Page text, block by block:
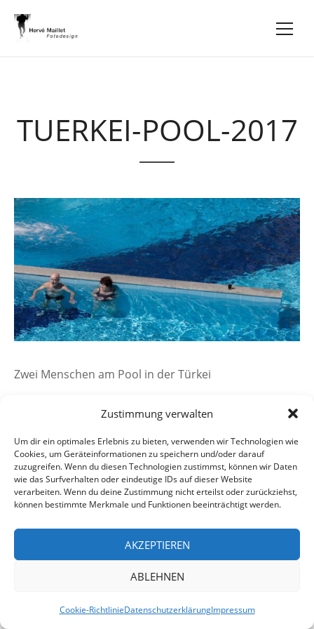
Zustimmung verwalten
Um dir ein optimales Erlebnis zu bieten, verwenden wir Technologien wie
Cookies, um Geräteinformationen zu speichern und/oder darauf
zuzugreifen. Wenn du diesen Technologien zustimmst, können wir Daten
wie das Surfverhalten oder eindeutige IDs auf dieser Website
verarbeiten. Wenn du deine Zustimmung nicht erteilst oder zurückziehst,
können bestimmte Merkmale und Funktionen beeinträchtigt werden.
AKZEPTIEREN
ABLEHNEN
Cookie-RichtlinieDatenschutzerklärungImpressum
TUERKEI-POOL-2017
Zwei Menschen am Pool in der Türkei
Datenschutzerklärung Impressum
Cookie-Richtlinie (EU)